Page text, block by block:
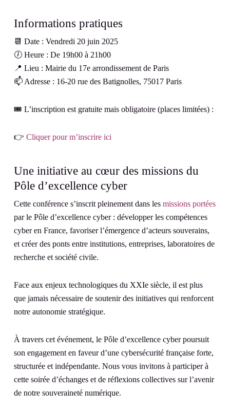
Informations pratiques
📆 Date : Vendredi 20 juin 2025
🕖 Heure : De 19h00 à 21h00
📍 Lieu : Mairie du 17e arrondissement de Paris
📫 Adresse : 16-20 rue des Batignolles, 75017 Paris
🎟️ L’inscription est gratuite mais obligatoire (places limitées) :
👉 Cliquer pour m’inscrire ici
Une initiative au cœur des missions du
Pôle d’excellence cyber
Cette conférence s’inscrit pleinement dans les missions portées
par le Pôle d’excellence cyber : développer les compétences
cyber en France, favoriser l’émergence d’acteurs souverains,
et créer des ponts entre institutions, entreprises, laboratoires de
recherche et société civile.
Face aux enjeux technologiques du XXIe siècle, il est plus
que jamais nécessaire de soutenir des initiatives qui renforcent
notre autonomie stratégique.
À travers cet événement, le Pôle d’excellence cyber poursuit
son engagement en faveur d’une cybersécurité française forte,
structurée et indépendante. Nous vous invitons à participer à
cette soirée d’échanges et de réflexions collectives sur l’avenir
de notre souveraineté numérique.